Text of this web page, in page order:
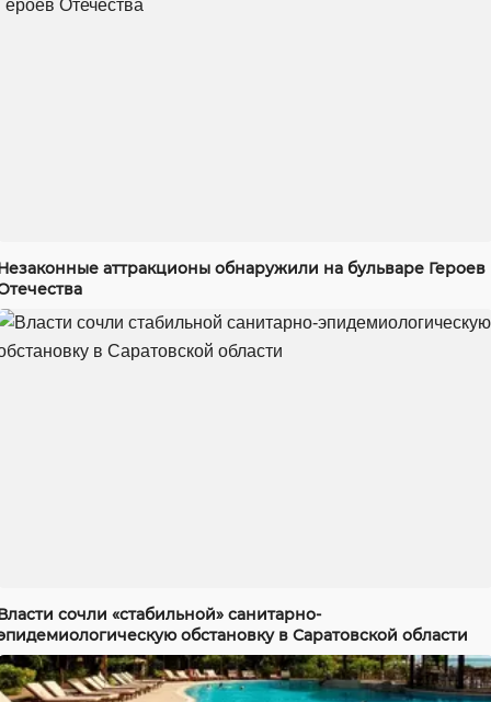
аттракционы обнаружили на бульваре Героев
сочли «стабильной» санитарно-
обстановку в Саратовской области